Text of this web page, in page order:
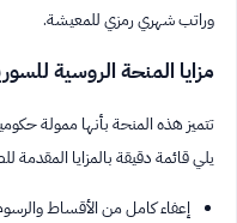
وراتب شهري رمزي للمعيشة.
مزايا المنحة الروسية
تتميز هذه المنحة بأنها ممولة
يلي قائمة دقيقة بالمزايا المقدمة
إعفاء كامل من الأقساط